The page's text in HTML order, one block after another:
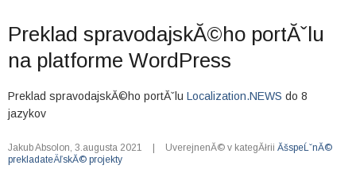
Preklad spravodajskĂ©ho portĂˇlu
na platforme WordPress
Preklad spravodajskĂ©ho portĂˇlu Localization.NEWS do 8
jazykov
Jakub Absolon, 3.augusta 2021 UverejnenĂ© v kategĂłrii ĂšspeĹˇnĂ©
prekladateÄľskĂ© projekty